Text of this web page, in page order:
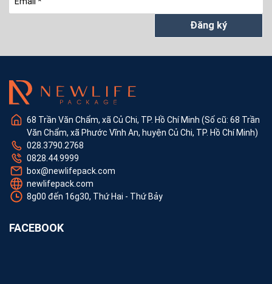
Đăng ký
68 Trần Văn Chẩm, xã Củ Chi, TP. Hồ Chí Minh (Số cũ: 68 Trần
Văn Chẩm, xã Phước Vĩnh An, huyện Củ Chi, TP. Hồ Chí Minh)
028.3790.2768
0828.44.9999
box@newlifepack.com
newlifepack.com
8g00 đến 16g30, Thứ Hai - Thứ Bảy
FACEBOOK